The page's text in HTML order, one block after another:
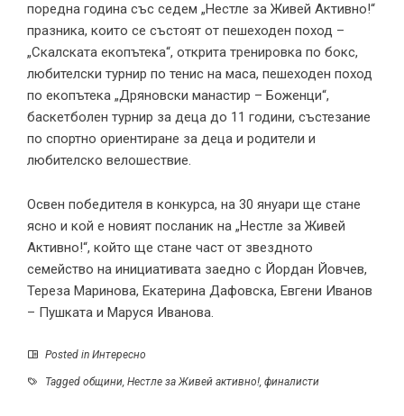
поредна година със седем „Нестле за Живей Активно!“
празника, които се състоят от пешеходен поход –
„Скалската екопътека“, открита тренировка по бокс,
любителски турнир по тенис на маса, пешеходен поход
по екопътека „Дряновски манастир – Боженци“,
баскетболен турнир за деца до 11 години, състезание
по спортно ориентиране за деца и родители и
любителско велошествие.
Освен победителя в конкурса, на 30 януари ще стане
ясно и кой е новият посланик на „Нестле за Живей
Активно!“, който ще стане част от звездното
семейство на инициативата заедно с Йордан Йовчев,
Тереза Маринова, Екатерина Дафовска, Евгени Иванов
– Пушката и Маруся Иванова.
Posted in Интересно
Tagged oбщини, Нестле за Живей активно!, финалисти